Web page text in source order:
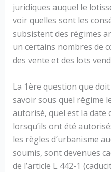
juridiques auquel le
voir quelles sont les
subsistent des régimes
un certains nombres de
des vente et des lots
La 1ère question que
savoir sous quel régime
autorisé, quel est la date
lorsqu’ils ont été
les règles d’urbanisme
soumis, sont devenues
de l’article L 442-1